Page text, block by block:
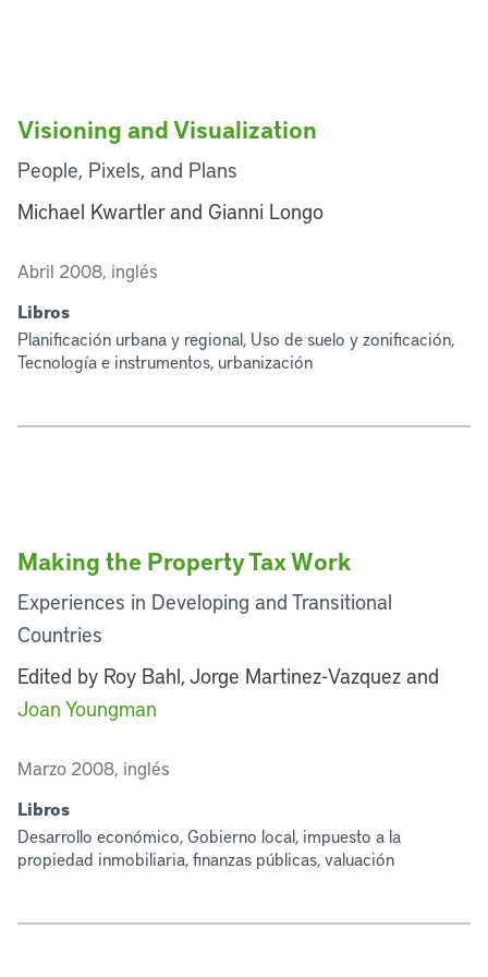
Visioning and Visualization
People, Pixels, and Plans
Michael Kwartler and Gianni Longo
Abril 2008, inglés
Libros
Planificación urbana y regional, Uso de suelo y zonificación,
Tecnología e instrumentos, urbanización
Making the Property Tax Work
Experiences in Developing and Transitional
Countries
Edited by Roy Bahl, Jorge Martinez-Vazquez and
Joan Youngman
Marzo 2008, inglés
Libros
Desarrollo económico, Gobierno local, impuesto a la
propiedad inmobiliaria, finanzas públicas, valuación